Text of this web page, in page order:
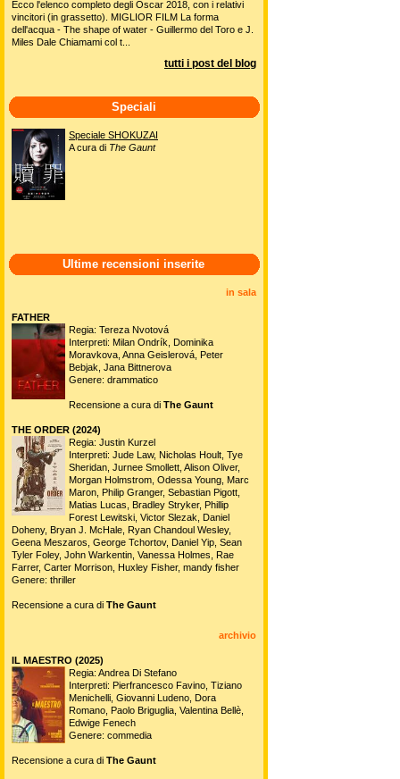
Ecco l'elenco completo degli Oscar 2018, con i relativi
vincitori (in grassetto). MIGLIOR FILM La forma
dell'acqua - The shape of water - Guillermo del Toro e J.
Miles Dale Chiamami col t...
tutti i post del blog
Speciali
Speciale SHOKUZAI
A cura di The Gaunt
Ultime recensioni inserite
in sala
FATHER
Regia: Tereza Nvotová
Interpreti: Milan Ondrík, Dominika
Moravkova, Anna Geislerová, Peter
Bebjak, Jana Bittnerova
Genere: drammatico
Recensione a cura di The Gaunt
THE ORDER (2024)
Regia: Justin Kurzel
Interpreti: Jude Law, Nicholas Hoult, Tye
Sheridan, Jurnee Smollett, Alison Oliver,
Morgan Holmstrom, Odessa Young, Marc
Maron, Philip Granger, Sebastian Pigott,
Matias Lucas, Bradley Stryker, Phillip
Forest Lewitski, Victor Slezak, Daniel
Doheny, Bryan J. McHale, Ryan Chandoul Wesley,
Geena Meszaros, George Tchortov, Daniel Yip, Sean
Tyler Foley, John Warkentin, Vanessa Holmes, Rae
Farrer, Carter Morrison, Huxley Fisher, mandy fisher
Genere: thriller
Recensione a cura di The Gaunt
archivio
IL MAESTRO (2025)
Regia: Andrea Di Stefano
Interpreti: Pierfrancesco Favino, Tiziano
Menichelli, Giovanni Ludeno, Dora
Romano, Paolo Briguglia, Valentina Bellè,
Edwige Fenech
Genere: commedia
Recensione a cura di The Gaunt